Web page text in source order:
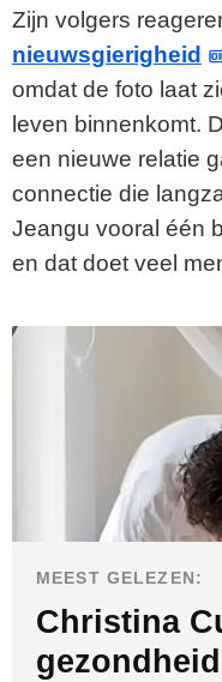
Zijn volgers
nieuwsgierigheid
omdat de foto laat
leven binnenkomt.
een nieuwe relatie
connectie die
Jeangu vooral één
en dat doet veel
MEEST GELEZEN:
Christina